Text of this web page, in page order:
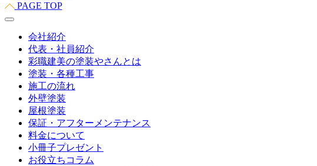
PAGE TOP
会社紹介
代表・社員紹介
彩職建美の塗装やさんとは
塗装・各種工事
施工の流れ
外壁塗装
屋根塗装
保証・アフターメンテナンス
料金について
小冊子プレゼント
お役立ちコラム